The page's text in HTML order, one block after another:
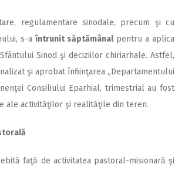
regulamentare sinodale, precum şi cu
s-aîntrunit săptămânalpentru a aplica
Sinod şi deciziilor chiriarhale. Astfel,
şi aprobat înfiinţarea „Departamentului
Consiliului Eparhial, trimestrial au fost
ale activităţilor şi realităţile din teren.
faţă de activitatea pastoral-misionară şi